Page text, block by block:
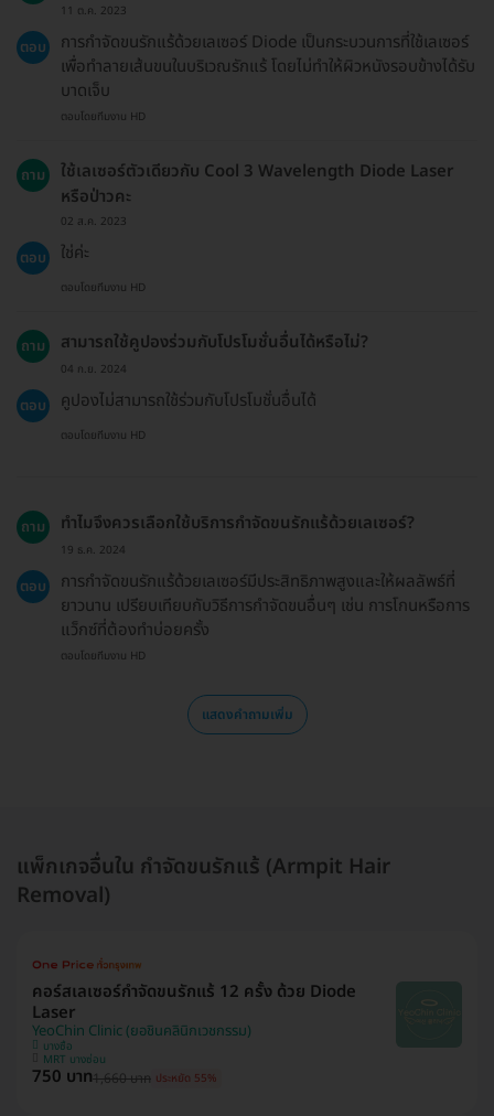
11 ต.ค. 2023
ตอบ
การกำจัดขนรักแร้ด้วยเลเซอร์ Diode เป็นกระบวนการที่ใช้เลเซอร์
เพื่อทำลายเส้นขนในบริเวณรักแร้ โดยไม่ทำให้ผิวหนังรอบข้างได้รับ
บาดเจ็บ
ตอบโดยทีมงาน HD
ถาม
ใช้เลเซอร์ตัวเดียวกับ Cool 3 Wavelength Diode Laser
หรือป่าวคะ
02 ส.ค. 2023
ตอบ ใช่ค่ะ
ตอบโดยทีมงาน HD
ถาม สามารถใช้คูปองร่วมกับโปรโมชั่นอื่นได้หรือไม่?
04 ก.ย. 2024
ตอบ คูปองไม่สามารถใช้ร่วมกับโปรโมชั่นอื่นได้
ตอบโดยทีมงาน HD
ถาม ทำไมจึงควรเลือกใช้บริการกำจัดขนรักแร้ด้วยเลเซอร์?
19 ธ.ค. 2024
ตอบ
การกำจัดขนรักแร้ด้วยเลเซอร์มีประสิทธิภาพสูงและให้ผลลัพธ์ที่
ยาวนาน เปรียบเทียบกับวิธีการกำจัดขนอื่นๆ เช่น การโกนหรือการ
แว็กซ์ที่ต้องทำบ่อยครั้ง
ตอบโดยทีมงาน HD
แสดงคำถามเพิ่ม
แพ็กเกจอื่นใน กำจัดขนรักแร้ (Armpit Hair
Removal)
คอร์สเลเซอร์กำจัดขนรักแร้ 12 ครั้ง ด้วย Diode
Laser
YeoChin Clinic (ยอชินคลินิกเวชกรรม)
บางซื่อ
MRT บางซ่อน
750 บาท1,660 บาท ประหยัด 55%